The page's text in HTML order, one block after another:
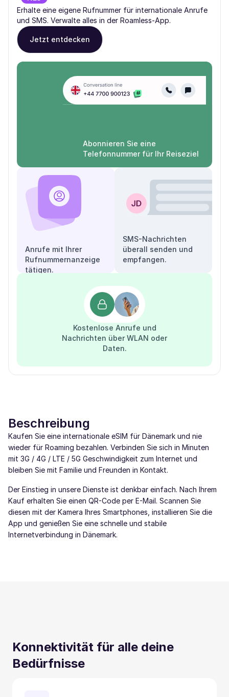
Erhalte eine eigene Rufnummer für internationale Anrufe
und SMS. Verwalte alles in der Roamless-App.
Jetzt entdecken
Abonnieren Sie eine
Telefonnummer für Ihr Reiseziel
Anrufe mit Ihrer
Rufnummernanzeige
tätigen.
SMS-Nachrichten
überall senden und
empfangen.
Kostenlose Anrufe und
Nachrichten über WLAN oder
Daten.
Beschreibung
Kaufen Sie eine internationale eSIM für Dänemark und nie
wieder für Roaming bezahlen. Verbinden Sie sich in Minuten
mit 3G / 4G / LTE / 5G Geschwindigkeit zum Internet und
bleiben Sie mit Familie und Freunden in Kontakt.
Der Einstieg in unsere Dienste ist denkbar einfach. Nach Ihrem
Kauf erhalten Sie einen QR-Code per E-Mail. Scannen Sie
diesen mit der Kamera Ihres Smartphones, installieren Sie die
App und genießen Sie eine schnelle und stabile
Internetverbindung in Dänemark.
Konnektivität für alle deine
Bedürfnisse